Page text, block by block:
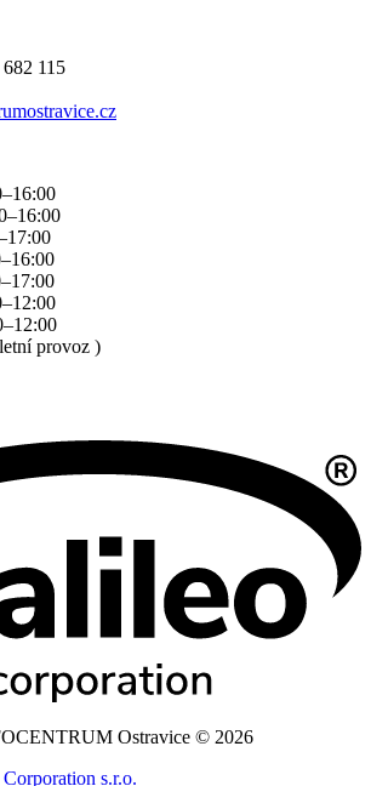
115
provoz )
Ostravice © 2026
s.r.o.